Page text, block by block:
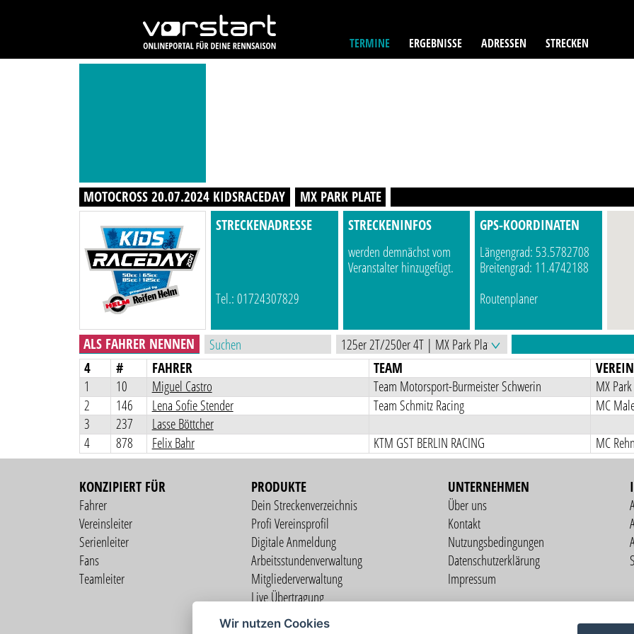
TERMINE ERGEBNISSE ADRESSEN STRECKEN
MOTOCROSS 20.07.2024 KIDSRACEDAY MX PARK PLATE
STRECKENADRESSE
Tel.: 01724307829
STRECKENINFOS
werden demnächst vom
Veranstalter hinzugefügt.
GPS-KOORDINATEN
Längengrad: 53.5782708
Breitengrad: 11.4742188
Routenplaner
ALS FAHRER NENNEN
4
# FAHRER TEAM VEREIN
1
10 Miguel Castro Team Motorsport-Burmeister Schwerin MX
2
146 Lena Sofie Stender Team Schmitz Racing MC
3
237 Lasse Böttcher
4
878 Felix Bahr KTM GST BERLIN RACING MC
KONZIPIERT FÜR
Fahrer
Vereinsleiter
Serienleiter
Fans
Teamleiter
PRODUKTE
Dein Streckenverzeichnis
Profi Vereinsprofil
Digitale Anmeldung
Arbeitsstundenverwaltung
Mitgliederverwaltung
Live Übertragung
Profi Fahrerprofil
UNTERNEHMEN
Über uns
Kontakt
Nutzungsbedingungen
Datenschutzerklärung
Impressum
Wir nutzen Cookies